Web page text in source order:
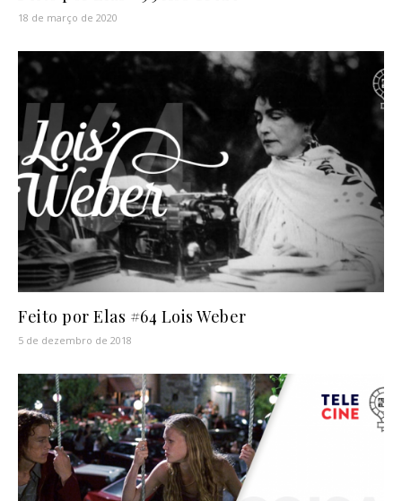
18 de março de 2020
Feito por Elas #64 Lois Weber
5 de dezembro de 2018